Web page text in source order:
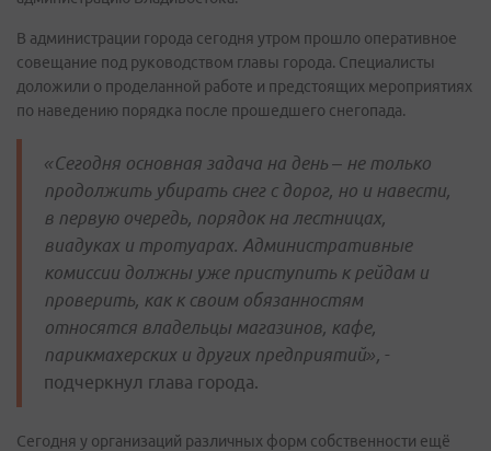
В администрации города сегодня утром прошло оперативное
совещание под руководством главы города. Специалисты
доложили о проделанной работе и предстоящих мероприятиях
по наведению порядка после прошедшего снегопада.
«Сегодня основная задача на день – не только
продолжить убирать снег с дорог, но и навести,
в первую очередь, порядок на лестницах,
виадуках и тротуарах. Административные
комиссии должны уже приступить к рейдам и
проверить, как к своим обязанностям
относятся владельцы магазинов, кафе,
парикмахерских и других предприятий», -
подчеркнул глава города.
Сегодня у организаций различных форм собственности ещё